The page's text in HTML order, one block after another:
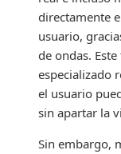
directamente
usuario,
de ondas.
especializado
el usuario
sin apartar la
Sin embargo,